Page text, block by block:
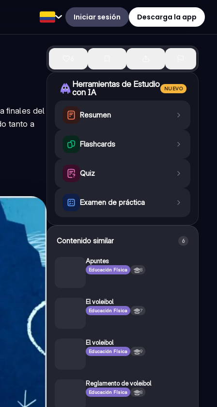
Iniciar sesión Descarga la app
finales del
tanto a
Herramientas de Estudio
con IA
NUEVO
Resumen
Flashcards
Quiz
Examen de práctica
Contenido similar 6
Apuntes
Educación Física 8
El voleibol
Educación Física 7
El voleibol
Educación Física 9
Reglamento de voleibol
Educación Física 8